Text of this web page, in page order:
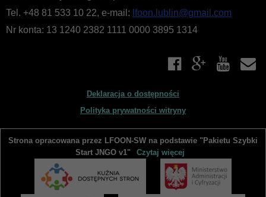
WIĘCEJ O: PROGRAMY DZIAŁANIA
Podstawą gospodarki finansowej Fundacji PCJ Otwarte Źródła
przez Zarząd Fundacji. W tym dziale udostępniane są plany
Sprawozdania i raporty Liczba pozycji: 3
W tym dziale zgromadzone są dokumenty sprawozdawcze
Fundacji - roczne sprawozdania merytoryczne oraz raporty
Tel. +48 81 533 10 22, e-mail: lfoon.lublin@gmail.com
Nr konta: 13 1240 2382 1111 0000 3895 1314
Deklaracja o dostępności
Polityka prywatności witryny
Strona opracowana przez LFOON-SW na podstawie "Pakietu Szybki
Start JNGO v1"
Czytaj więcej